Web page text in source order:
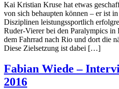
Kai Kristian Kruse hat etwas
von sich behaupten können – er ist
Disziplinen leistungssportlich
Ruder-Vierer bei den Paralympics
dem Fahrrad nach Rio und dort die
Diese Zielsetzung ist dabei […]
Fabian Wiede –
2016